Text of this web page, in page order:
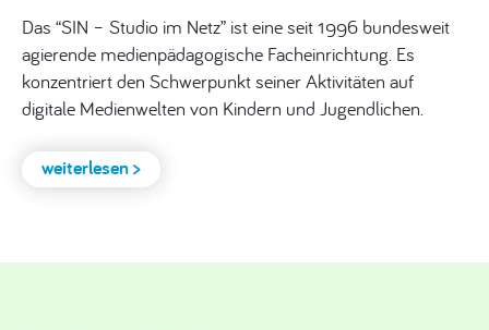
Smartphone- und Tablet-
Für alle Neueinsteigenden bieten wir Kurse zur
Das “SIN – Studio im Netz” ist eine seit 1996 bundesweit
agierende medienpädagogische Facheinrichtung. Es
konzentriert den Schwerpunkt seiner Aktivitäten auf
digitale Medienwelten von Kindern und Jugendlichen.
weiterlesen >